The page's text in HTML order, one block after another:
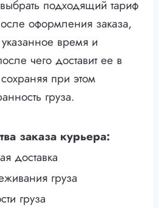
подходящий тариф
оформления заказа,
время и
чего доставит ее в
при этом
груза.
заказа курьера:
доставка
груза
груза